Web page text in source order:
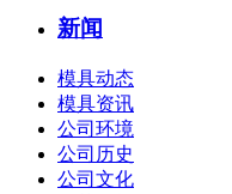
新闻
模具动态
模具资讯
公司环境
公司历史
公司文化